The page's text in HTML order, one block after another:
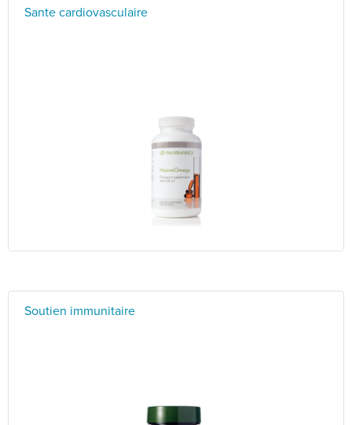
Sante cardiovasculaire
Soutien immunitaire